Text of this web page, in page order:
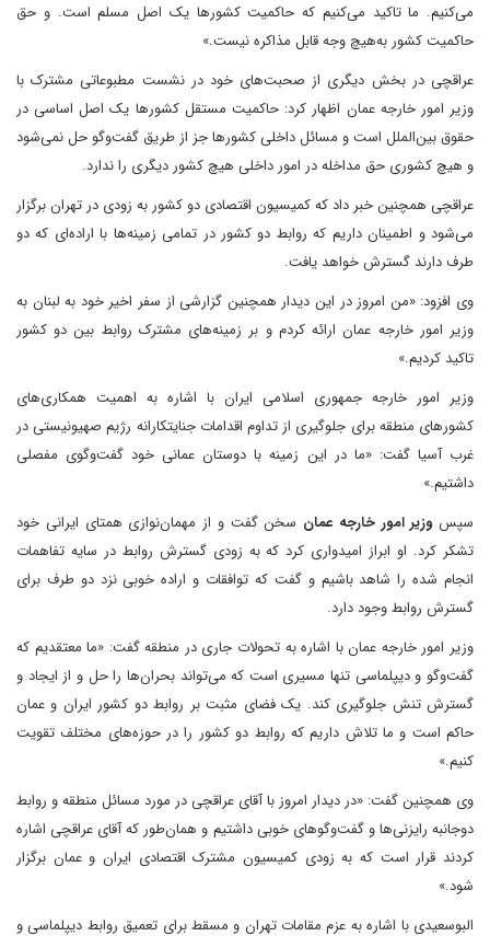
می‌کنیم. ما تاکید می‌کنیم که حاکمیت کشورها یک اصل مسلم است. و حق
حاکمیت کشور به‌هیچ وجه قابل مذاکره نیست.»
عراقچی در بخش دیگری از صحبت‌های خود در نشست مطبوعاتی مشترک با
وزیر امور خارجه عمان اظهار کرد: حاکمیت مستقل کشورها یک اصل اساسی در
حقوق بین‌الملل است و مسائل داخلی کشورها جز از طریق گفت‌وگو حل نمی‌شود
و هیچ کشوری حق مداخله در امور داخلی هیچ کشور دیگری را ندارد.
عراقچی همچنین خبر داد که کمیسیون اقتصادی دو کشور به زودی در تهران برگزار
می‌شود و اطمینان داریم که روابط دو کشور در تمامی زمینه‌ها با اراده‌ای که دو
طرف دارند گسترش خواهد یافت.
وی افزود: «من امروز در این دیدار همچنین گزارشی از سفر اخیر خود به لبنان به
وزیر امور خارجه عمان ارائه کردم و بر زمینه‌های مشترک روابط بین دو کشور
تاکید کردیم.»
وزیر امور خارجه جمهوری اسلامی ایران با اشاره به اهمیت همکاری‌های
کشورهای منطقه برای جلوگیری از تداوم اقدامات جنایتکارانه رژیم صهیونیستی در
غرب آسیا گفت: «ما در این زمینه با دوستان عمانی خود گفت‌وگوی مفصلی
داشتیم.»
سپسوزیر امور خارجه عمان سخن گفت و از مهمان‌نوازی همتای ایرانی خود
تشکر کرد. او ابراز امیدواری کرد که به زودی گسترش روابط در سایه تفاهمات
انجام شده را شاهد باشیم و گفت که توافقات و اراده خوبی نزد دو طرف برای
گسترش روابط وجود دارد.
وزیر امور خارجه عمان با اشاره به تحولات جاری در منطقه گفت: «ما معتقدیم که
گفت‌وگو و دیپلماسی تنها مسیری است که می‌تواند بحران‌ها را حل و از ایجاد و
گسترش تنش جلوگیری کند. یک فضای مثبت بر روابط دو کشور ایران و عمان
حاکم است و ما تلاش داریم که روابط دو کشور را در حوزه‌های مختلف تقویت
کنیم.»
وی همچنین گفت: «در دیدار امروز با آقای عراقچی در مورد مسائل منطقه و روابط
دوجانبه رایزنی‌ها و گفت‌وگوهای خوبی داشتیم و همان‌طور که آقای عراقچی اشاره
کردند قرار است که به زودی کمیسیون مشترک اقتصادی ایران و عمان برگزار
شود.»
البوسعیدی با اشاره به عزم مقامات تهران و مسقط برای تعمیق روابط دیپلماسی و